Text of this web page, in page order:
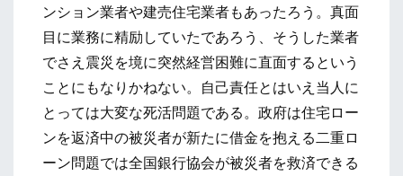
ンション業者や建売住宅業者もあったろう。真面
目に業務に精励していたであろう、そうした業者
でさえ震災を境に突然経営困難に直面するという
ことにもなりかねない。自己責任とはいえ当人に
とっては大変な死活問題である。政府は住宅ロー
ンを返済中の被災者が新たに借金を抱える二重ロ
ーン問題では全国銀行協会が被災者を救済できる